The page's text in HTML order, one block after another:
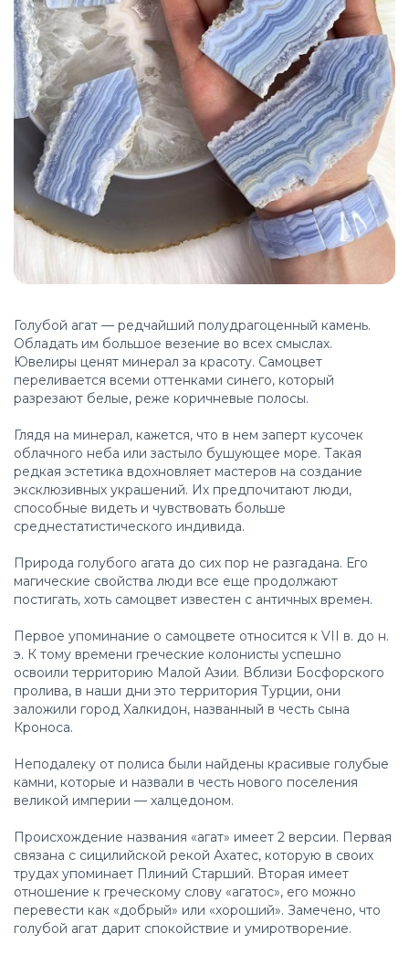
Голубой агат — редчайший полудрагоценный камень.
Обладать им большое везение во всех смыслах.
Ювелиры ценят минерал за красоту. Самоцвет
переливается всеми оттенками синего, который
разрезают белые, реже коричневые полосы.
Глядя на минерал, кажется, что в нем заперт кусочек
облачного неба или застыло бушующее море. Такая
редкая эстетика вдохновляет мастеров на создание
эксклюзивных украшений. Их предпочитают люди,
способные видеть и чувствовать больше
среднестатистического индивида.
Природа голубого агата до сих пор не разгадана. Его
магические свойства люди все еще продолжают
постигать, хоть самоцвет известен с античных времен.
Первое упоминание о самоцвете относится к VII в. до н.
э. К тому времени греческие колонисты успешно
освоили территорию Малой Азии. Вблизи Босфорского
пролива, в наши дни это территория Турции, они
заложили город Халкидон, названный в честь сына
Кроноса.
Неподалеку от полиса были найдены красивые голубые
камни, которые и назвали в честь нового поселения
великой империи — халцедоном.
Происхождение названия «агат» имеет 2 версии. Первая
связана с сицилийской рекой Ахатес, которую в своих
трудах упоминает Плиний Старший. Вторая имеет
отношение к греческому слову «агатос», его можно
перевести как «добрый» или «хороший». Замечено, что
голубой агат дарит спокойствие и умиротворение.